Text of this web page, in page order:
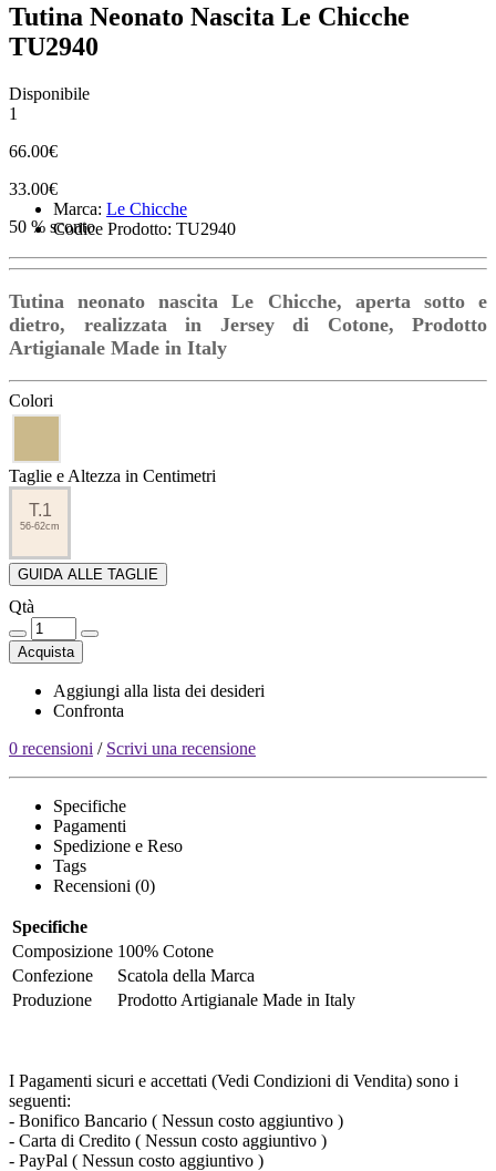
Tutina Neonato Nascita Le Chicche
TU2940
Disponibile
1
66.00€
33.00€
50 % sconto
Marca: Le Chicche
Codice Prodotto: TU2940
Tutina neonato nascita Le Chicche, aperta sotto e
dietro, realizzata in Jersey di Cotone, Prodotto
Artigianale Made in Italy
Colori
Taglie e Altezza in Centimetri
T.1
56-62cm
GUIDA ALLE TAGLIE
Qtà
Acquista
Aggiungi alla lista dei desideri
Confronta
0 recensioni / Scrivi una recensione
Specifiche
Pagamenti
Spedizione e Reso
Tags
Recensioni (0)
Specifiche
Composizione 100% Cotone
Confezione
Scatola della Marca
Produzione
Prodotto Artigianale Made in Italy
I Pagamenti sicuri e accettati (Vedi Condizioni di Vendita) sono i
seguenti:
- Bonifico Bancario ( Nessun costo aggiuntivo )
- Carta di Credito ( Nessun costo aggiuntivo )
- PayPal ( Nessun costo aggiuntivo )